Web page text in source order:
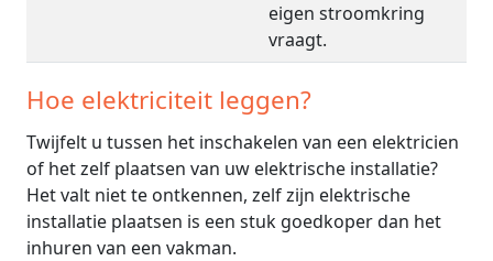
eigen stroomkring
vraagt.
Hoe elektriciteit leggen?
Twijfelt u tussen het inschakelen van een elektricien
of het zelf plaatsen van uw elektrische installatie?
Het valt niet te ontkennen, zelf zijn elektrische
installatie plaatsen is een stuk goedkoper dan het
inhuren van een vakman.